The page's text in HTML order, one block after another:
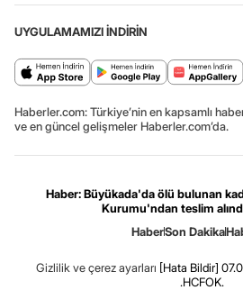
UYGULAMAMIZI İNDİRİN
Haberler.com: Türkiye’nin en kapsamlı
ve en güncel gelişmeler Haberler.com’da.
Haber: Büyükada'da ölü bulunan
Kurumu'ndan teslim
HaberSon Dakika
Gizlilik ve çerez ayarları [Hata Bildir]
.HCFOK.